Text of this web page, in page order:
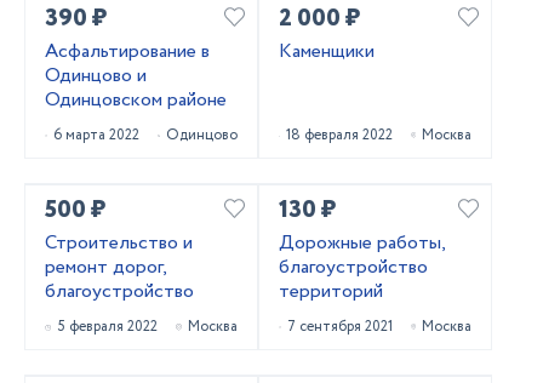
390 ₽
Асфальтирование в
Одинцово и
Одинцовском районе
6 марта 2022 Одинцово
2 000 ₽
Каменщики
18 февраля 2022 Москва
500 ₽
Строительство и
ремонт дорог,
благоустройство
5 февраля 2022 Москва
130 ₽
Дорожные работы,
благоустройство
территорий
7 сентября 2021 Москва